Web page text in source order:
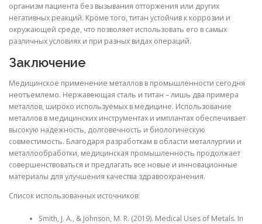
организм пациента без вызывания отторжения или других
негативных реакций. Кроме того, титан устойчив к коррозии и
окружающей среде, что позволяет использовать его в самых
различных условиях и при разных видах операций.
Заключение
Медицинское применение металлов в промышленности сегодня
неотъемлемо. Нержавеющая сталь и титан – лишь два примера
металлов, широко используемых в медицине. Использование
металлов в медицинских инструментах и имплантах обеспечивает
высокую надежность, долговечность и биологическую
совместимость. Благодаря разработкам в области металлургии и
металлообработки, медицинская промышленность продолжает
совершенствоваться и предлагать все новые и инновационные
материалы для улучшения качества здравоохранения.
Список использованных источников:
Smith, J. A., & Johnson, M. R. (2019). Medical Uses of Metals. In